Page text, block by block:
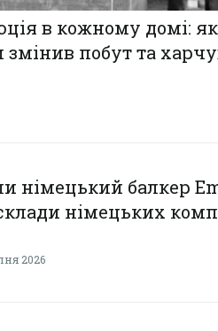
в кожному домі:
змінив побут та
німецький балкер
німецьких
2026